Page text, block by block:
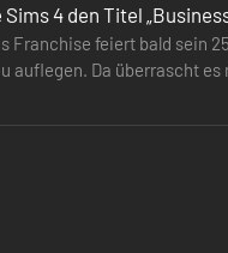
4 den Titel
Franchise feiert bald sein
auflegen. Da überrascht